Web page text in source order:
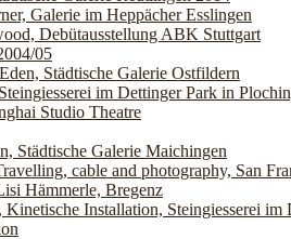
Galerie im Heppächer Esslingen
Debütausstellung ABK Stuttgart
05
Städtische Galerie Ostfildern
im Dettinger Park in
Studio Theatre
Städtische Galerie Maichingen
cable and photography, San
Hämmerle, Bregenz
Kinetische Installation, Steingiesserei im